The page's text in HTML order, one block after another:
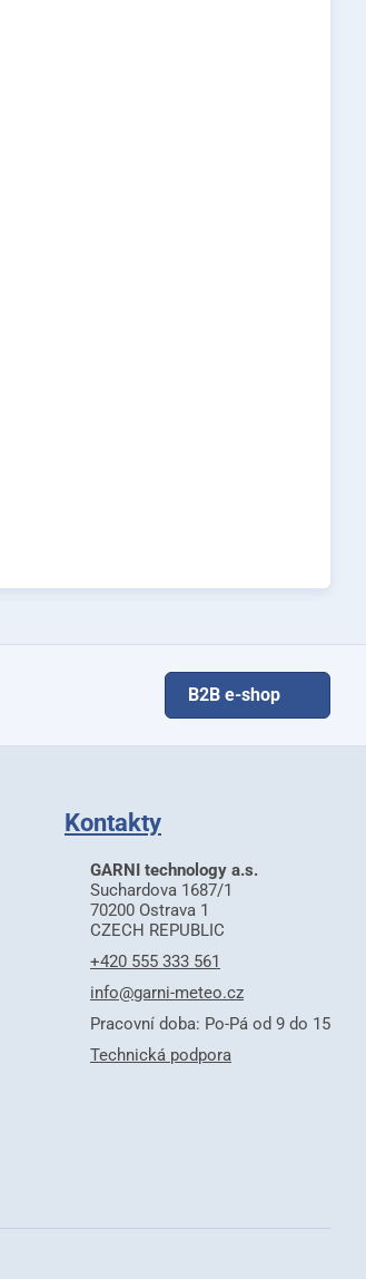
B2B e-shop
Kontakty
GARNI technology a.s.
Suchardova 1687/1
70200 Ostrava 1
CZECH REPUBLIC
+420 555 333 561
info@garni-meteo.cz
Pracovní doba: Po-Pá od 9 do 15
Technická podpora